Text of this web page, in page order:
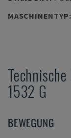
MASCHINENTYP:
1532 G
BEWEGUNG